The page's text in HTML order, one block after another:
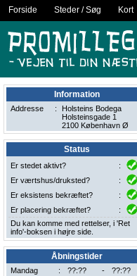
Forside Steder / Søg Kort
Information
Addresse :
Holsteins Bodega
Holsteinsgade 1
2100 København Ø
Status
Er stedet aktivt?
:
Er værtshus/druksted?
:
Er eksistens bekræftet?
:
Er placering bekræftet?
:
Du kan komme med rettelser, i 'Ret
info'-boksen i højre side.
Åbningstider
Mandag : ??:?? -
??:??